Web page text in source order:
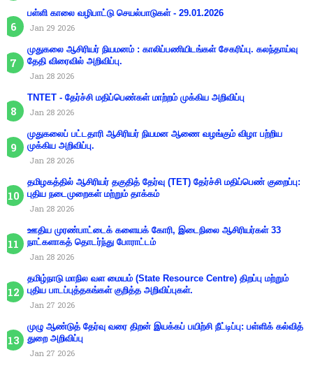
பள்ளி காலை வழிபாட்டு செயல்பாடுகள் - 29.01.2026
Jan 29 2026
முதுகலை ஆசிரியர் நியமனம் : காலிப்பணியிடங்கள் சேகரிப்பு. கலந்தாய்வு
தேதி விரைவில் அறிவிப்பு.
Jan 28 2026
TNTET - தேர்ச்சி மதிப்பெண்கள் மாற்றம் முக்கிய அறிவிப்பு
Jan 28 2026
முதுகலைப் பட்டதாரி ஆசிரியர் நியமன ஆணை வழங்கும் விழா பற்றிய
முக்கிய அறிவிப்பு.
Jan 28 2026
தமிழகத்தில் ஆசிரியர் தகுதித் தேர்வு (TET) தேர்ச்சி மதிப்பெண் குறைப்பு:
புதிய நடைமுறைகள் மற்றும் தாக்கம்
Jan 28 2026
ஊதிய முரண்பாட்டைக் களையக் கோரி, இடைநிலை ஆசிரியர்கள் 33
நாட்களாகத் தொடர்ந்து போராட்டம்
Jan 28 2026
தமிழ்நாடு மாநில வள மையம் (State Resource Centre) திறப்பு மற்றும்
புதிய பாடப்புத்தகங்கள் குறித்த அறிவிப்புகள்.
Jan 27 2026
முழு ஆண்டுத் தேர்வு வரை திறன் இயக்கப் பயிற்சி நீட்டிப்பு: பள்ளிக் கல்வித்
துறை அறிவிப்பு
Jan 27 2026